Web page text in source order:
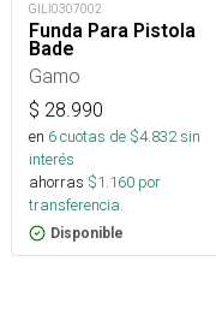
GILI0307002
Funda Para Pistola
Bade
Gamo
$ 28.990
en 6cuotas de $4.832sin
interés
ahorras $1.160 por
transferencia.
Disponible